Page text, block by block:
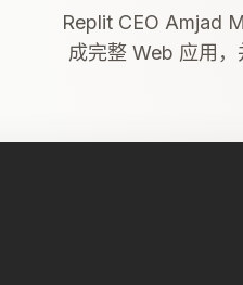
Replit CEO Amjad
成完整 Web 应用